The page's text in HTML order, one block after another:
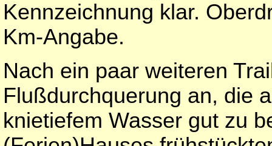
Kennzeichnung klar.
Km-Angabe.
Nach ein paar weiteren
Flußdurchquerung an, die
knietiefem Wasser gut zu